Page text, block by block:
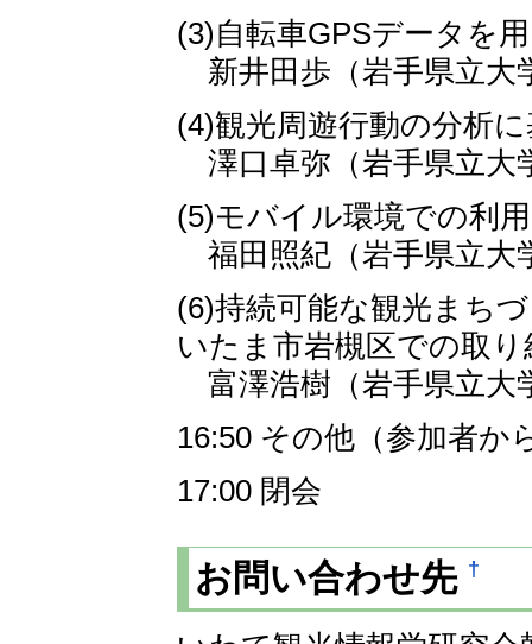
(3)自転車GPSデータを
新井田歩（岩手県立大
(4)観光周遊行動の分析
澤口卓弥（岩手県立大
(5)モバイル環境での利
福田照紀（岩手県立大
(6)持続可能な観光まち
いたま市岩槻区での取
富澤浩樹（岩手県立大
16:50 その他（参加者か
17:00 閉会
お問い合わせ先 †